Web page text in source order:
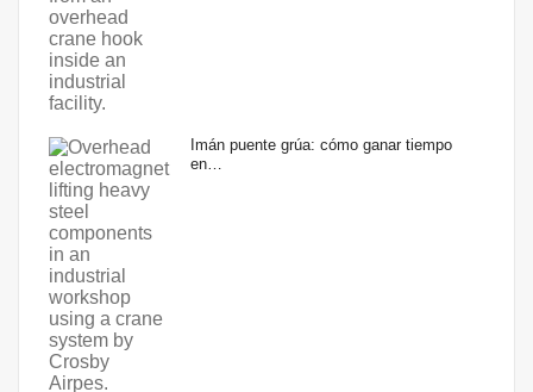
Imán puente grúa: cómo ganar tiempo
en…